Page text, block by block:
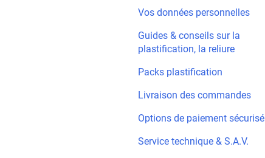
Vos données personnelles
Guides & conseils sur la
plastification, la reliure
Packs plastification
Livraison des commandes
Options de paiement sécurisé
Service technique & S.A.V.